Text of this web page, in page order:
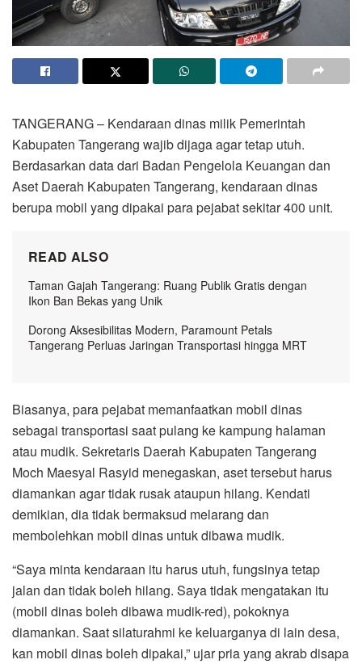
TANGERANG – Kendaraan dinas milik Pemerintah
Kabupaten Tangerang wajib dijaga agar tetap utuh.
Berdasarkan data dari Badan Pengelola Keuangan dan
Aset Daerah Kabupaten Tangerang, kendaraan dinas
berupa mobil yang dipakai para pejabat sekitar 400 unit.
READ ALSO
Taman Gajah Tangerang: Ruang Publik Gratis dengan
Ikon Ban Bekas yang Unik
Dorong Aksesibilitas Modern, Paramount Petals
Tangerang Perluas Jaringan Transportasi hingga MRT
Biasanya, para pejabat memanfaatkan mobil dinas
sebagai transportasi saat pulang ke kampung halaman
atau mudik. Sekretaris Daerah Kabupaten Tangerang
Moch Maesyal Rasyid menegaskan, aset tersebut harus
diamankan agar tidak rusak ataupun hilang. Kendati
demikian, dia tidak bermaksud melarang dan
membolehkan mobil dinas untuk dibawa mudik.
“Saya minta kendaraan itu harus utuh, fungsinya tetap
jalan dan tidak boleh hilang. Saya tidak mengatakan itu
(mobil dinas boleh dibawa mudik-red), pokoknya
diamankan. Saat silaturahmi ke keluarganya di lain desa,
kan mobil dinas boleh dipakai,” ujar pria yang akrab disapa